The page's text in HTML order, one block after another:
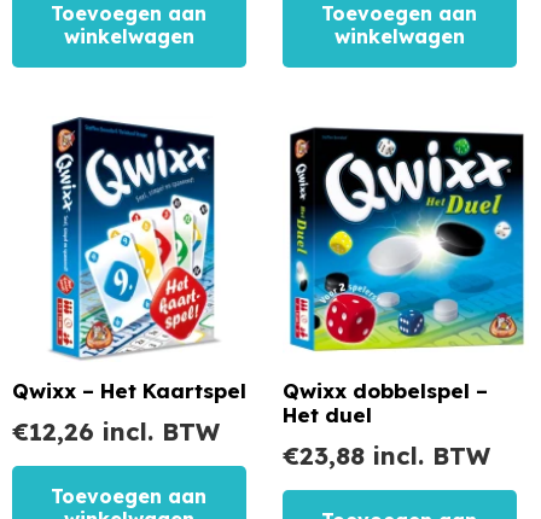
Toevoegen aan
winkelwagen
Toevoegen aan
winkelwagen
Qwixx – Het Kaartspel
€12,26 incl. BTW
Toevoegen aan
Qwixx dobbelspel –
Het duel
€23,88 incl. BTW